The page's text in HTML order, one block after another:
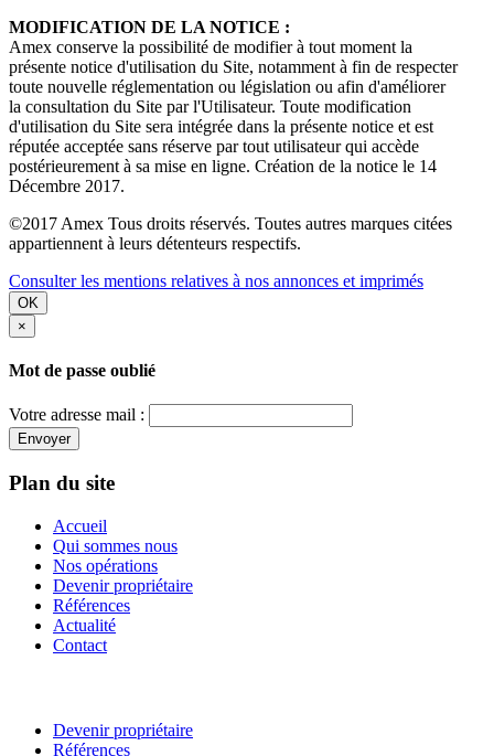
MODIFICATION DE LA NOTICE :
Amex conserve la possibilité de modifier à tout moment la
présente notice d'utilisation du Site, notamment à fin de respecter
toute nouvelle réglementation ou législation ou afin d'améliorer
la consultation du Site par l'Utilisateur. Toute modification
d'utilisation du Site sera intégrée dans la présente notice et est
réputée acceptée sans réserve par tout utilisateur qui accède
postérieurement à sa mise en ligne. Création de la notice le 14
Décembre 2017.
©2017 Amex Tous droits réservés. Toutes autres marques citées
appartiennent à leurs détenteurs respectifs.
Consulter les mentions relatives à nos annonces et imprimés
OK
×
Mot de passe oublié
Votre adresse mail :
Envoyer
Plan du site
Accueil
Qui sommes nous
Nos opérations
Devenir propriétaire
Références
Actualité
Contact
Devenir propriétaire
Références